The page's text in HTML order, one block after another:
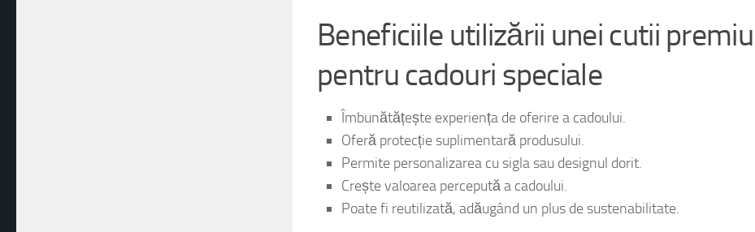
Beneficiile utilizării unei cutii
pentru cadouri speciale
Îmbunătățește experiența de oferire a cadoului.
Oferă protecție suplimentară produsului.
Permite personalizarea cu sigla sau designul dorit.
Crește valoarea percepută a cadoului.
Poate fi reutilizată, adăugând un plus de sustenabilitate.